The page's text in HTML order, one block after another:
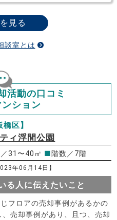
見る
談室とは
活動の口コミ
ション
橋区】
ィ浮間公園
31〜40㎡ ■階数／7階
年06月14日】
る人に伝えたいこと
フロアの売却事例があるかの
売却事例があり、且つ、売却